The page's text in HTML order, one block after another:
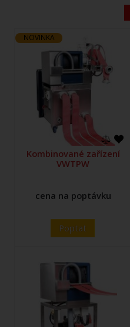
NOVINKA
Kombinované zařízení
VWTPW
cena na poptávku
Poptat